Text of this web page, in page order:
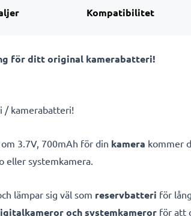
Kompatibilitet
för ditt original kamerabatteri!
/ kamerabatteri!
om 3.7V, 700mAh för din kamera kommer
eller systemkamera.
lämpar sig väl som reservbatteri för
och systemkameror för att